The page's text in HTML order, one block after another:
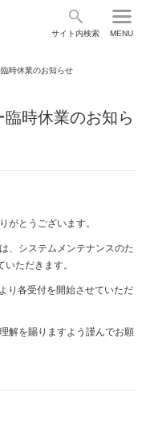
サイト内検索 MENU
時休業のお知らせ
時休業のお知ら
がとうございます。
、システムメンテナンスのた
ただきます。
り各受付を開始させていただ
解を賜りますよう謹んでお願